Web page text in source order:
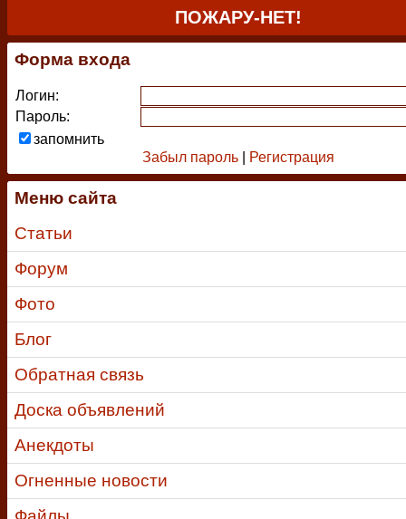
ПОЖАРУ-НЕТ!
Форма входа
Логин:
Пароль:
запомнить
Забыл пароль
Регистрация
Меню сайта
Статьи
Форум
Фото
Блог
Обратная связь
Доска объявлений
Анекдоты
Огненные новости